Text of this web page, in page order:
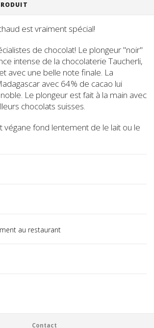
est vraiment spécial!
de chocolat! Le plongeur "noir"
intense de la chocolaterie Taucherli,
avec une belle note finale. La
avec 64% de cacao lui
Le plongeur est fait à la main avec
chocolats suisses.
végane fond lentement de le lait ou le
au restaurant
Contact